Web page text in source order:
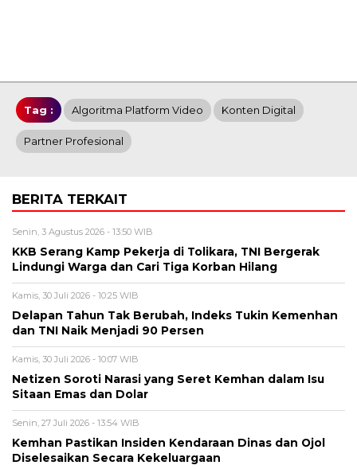
Tag : Algoritma Platform Video Konten Digital
Partner Profesional
BERITA TERKAIT
Senin, 3 Agustus 2026 - 13:50 WIB
KKB Serang Kamp Pekerja di Tolikara, TNI Bergerak
Lindungi Warga dan Cari Tiga Korban Hilang
Kamis, 30 Juli 2026 - 10:25 WIB
Delapan Tahun Tak Berubah, Indeks Tukin Kemenhan
dan TNI Naik Menjadi 90 Persen
Kamis, 30 Juli 2026 - 10:07 WIB
Netizen Soroti Narasi yang Seret Kemhan dalam Isu
Sitaan Emas dan Dolar
Senin, 27 Juli 2026 - 13:54 WIB
Kemhan Pastikan Insiden Kendaraan Dinas dan Ojol
Diselesaikan Secara Kekeluargaan